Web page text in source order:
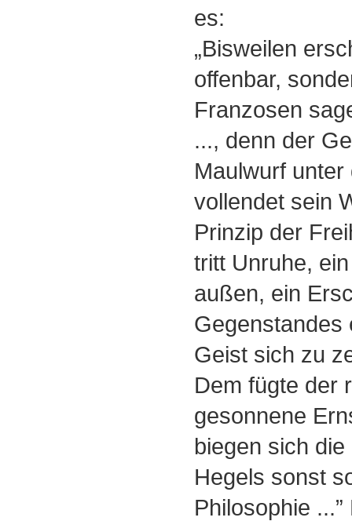
es:
„Bisweilen
offenbar,
Franzosen
..., denn der
Maulwurf
vollendet sein
Prinzip der
tritt Unruhe,
außen, ein
Gegenstandes
Geist sich zu
Dem fügte der
gesonnene
biegen sich
Hegels sonst
Philosophie